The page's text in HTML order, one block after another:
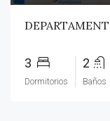
3
Dormitorios
2
Baños